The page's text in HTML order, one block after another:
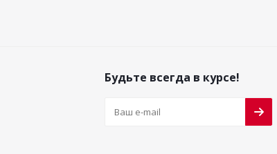
Будьте всегда в курсе!